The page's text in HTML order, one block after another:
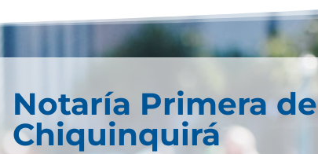
Notaría Primera de
Chiquinquirá